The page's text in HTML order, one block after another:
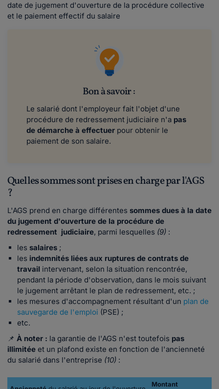
date de jugement d'ouverture de la procédure collective
et le paiement effectif du salaire
Bon à savoir :
Le salarié dont l'employeur fait l'objet d'une
procédure de redressement judiciaire n'a pas
de démarche à effectuer pour obtenir le
paiement de son salaire.
Quelles sommes sont prises en charge par l'AGS
?
L'AGS prend en charge différentes sommes dues à la date
du jugement d'ouverture de la procédure de
redressement judiciaire, parmi lesquelles (9) :
les salaires ;
les indemnités liées aux ruptures de contrats de
travail intervenant, selon la situation rencontrée,
pendant la période d'observation, dans le mois suivant
le jugement arrêtant le plan de redressement, etc. ;
les mesures d'accompagnement résultant d'un plan de
sauvegarde de l'emploi (PSE) ;
etc.
📌 À noter : la garantie de l'AGS n'est toutefois pas
illimitée et un plafond existe en fonction de l'ancienneté
du salarié dans l'entreprise (10) :
Montant